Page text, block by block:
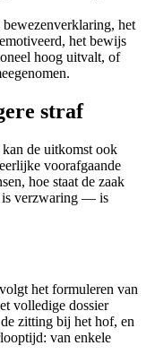
bewezenverklaring, het
het bewijs
hoog uitvalt, of
straf
de uitkomst ook
voorafgaande
hoe staat de zaak
is verzwaring — is
het formuleren van
volledige dossier
zitting bij het hof, en
van enkele